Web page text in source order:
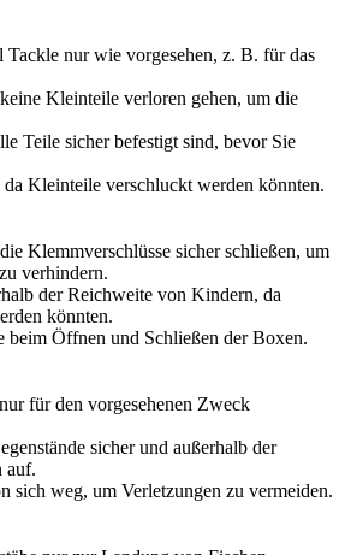
Tackle nur wie vorgesehen, z. B. für das
Kleinteile verloren gehen, um die
Teile sicher befestigt sind, bevor Sie
Kleinteile verschluckt werden könnten.
Klemmverschlüsse sicher schließen, um
verhindern.
der Reichweite von Kindern, da
könnten.
beim Öffnen und Schließen der Boxen.
für den vorgesehenen Zweck
sicher und außerhalb der
auf.
sich weg, um Verletzungen zu vermeiden.